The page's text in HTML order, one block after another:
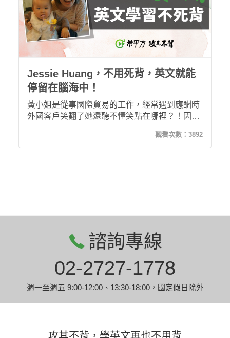
Jessie Huang，不用死背，英文就能
停留在腦海中！
黃小姐是從事國際貿易的工作，經常遇到應酬時
外國客戶笑翻了她還聽不懂笑點在哪裡？！因此
班，一周一次效果也始終不佳。後來經好友介紹
希平方攻其不背課程，學習後明顯感受到自己聽
觀看次數： 3892
諮詢專線
02-2727-1778
週一至週五 9:00-12:00、13:30-18:00，國定假日除外